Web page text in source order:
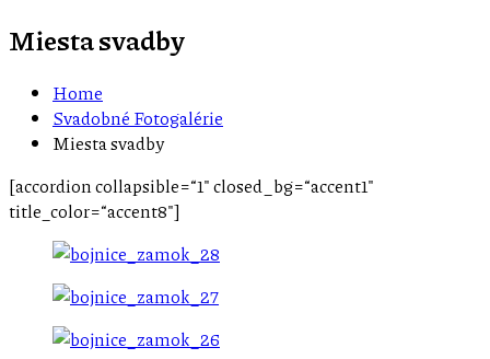
Miesta svadby
Home
Svadobné Fotogalérie
Miesta svadby
[accordion collapsible=“1″ closed_bg=“accent1″
title_color=“accent8″]